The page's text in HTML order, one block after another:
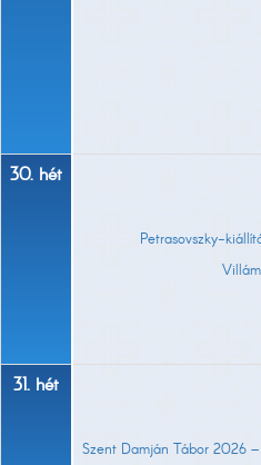
30. hét
Petrasovszky-
31. hét
Szent Damján Tábor 2026